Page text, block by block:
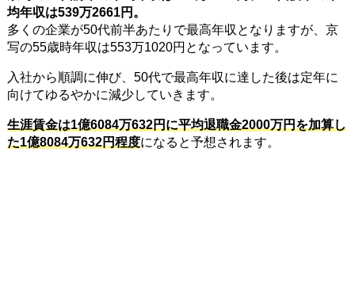
均年収は539万2661円。
多くの企業が50代前半あたりで最高年収となりますが、京
写の55歳時年収は553万1020円となっています。
入社から順調に伸び、50代で最高年収に達した後は定年に
向けてゆるやかに減少していきます。
生涯賃金は1億6084万632円に平均退職金2000万円を加算し
た1億8084万632円程度になると予想されます。